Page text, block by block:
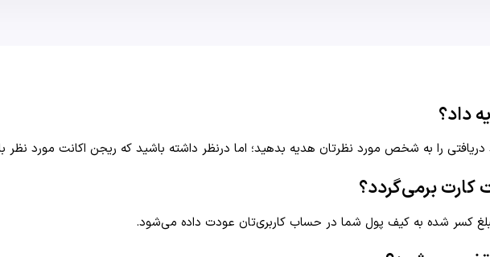
را به شخص مورد نظرتان هدیه بدهید؛ اما در‌نظر داشته باشید که ریجن اکانت مورد نظر
برمی‌گردد؟
کسر شده به کیف پول شما در حساب کاربری‌تان عودت داده می‌شود.